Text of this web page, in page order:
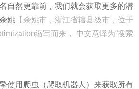
自然更靠前，我们就会获取更多的潜
姚 【余姚市，浙江省辖县级市，位于
缩写而来， 中文意译为“搜索
用爬虫（爬取机器人）来获取所有